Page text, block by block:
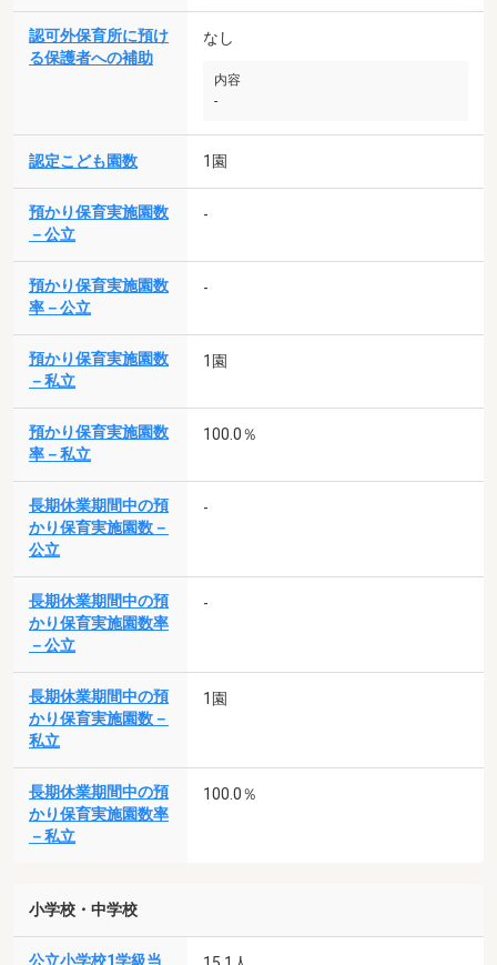
認可外保育所に預け
る保護者への補助
なし
内容
-
認定こども園数 1園
預かり保育実施園数
－公立
-
預かり保育実施園数
率－公立
-
預かり保育実施園数
－私立
1園
預かり保育実施園数
率－私立
100.0％
長期休業期間中の預
かり保育実施園数－
公立
-
長期休業期間中の預
かり保育実施園数率
－公立
-
長期休業期間中の預
かり保育実施園数－
私立
1園
長期休業期間中の預
かり保育実施園数率
－私立
100.0％
小学校・中学校
公立小学校1学級当